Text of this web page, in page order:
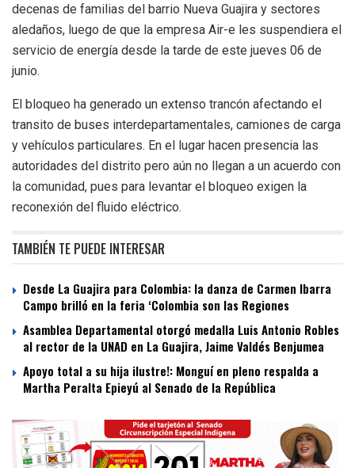
decenas de familias del barrio Nueva Guajira y sectores
aledaños, luego de que la empresa Air-e les suspendiera el
servicio de energía desde la tarde de este jueves 06 de
junio.
El bloqueo ha generado un extenso trancón afectando el
transito de buses interdepartamentales, camiones de carga
y vehículos particulares. En el lugar hacen presencia las
autoridades del distrito pero aún no llegan a un acuerdo con
la comunidad, pues para levantar el bloqueo exigen la
reconexión del fluido eléctrico.
TAMBIÉN TE PUEDE INTERESAR
Desde La Guajira para Colombia: la danza de Carmen Ibarra
Campo brilló en la feria ‘Colombia son las Regiones
Asamblea Departamental otorgó medalla Luis Antonio Robles
al rector de la UNAD en La Guajira, Jaime Valdés Benjumea
Apoyo total a su hija ilustre!: Monguí en pleno respalda a
Martha Peralta Epieyú al Senado de la República